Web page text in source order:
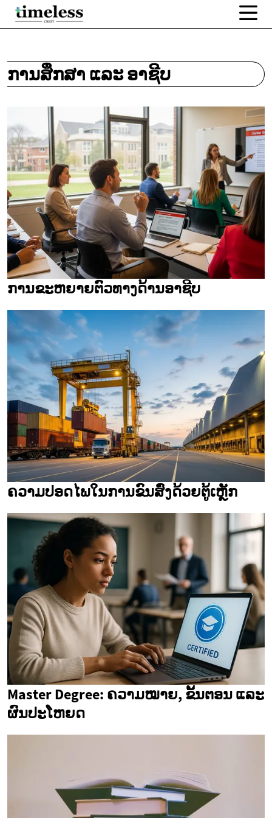
ການສຶກສາ ແລະ ອາຊີບ
ການຂະຫຍາຍຕົວທາງດ້ານອາຊີບ
ຄວາມປອດໄພໃນການຂົນສົ່ງດ້ວຍຕູ້ເຫຼັກ
Master Degree: ຄວາມໝາຍ, ຂັ້ນຕອນ ແລະ
ຜົນປະໂຫຍດ